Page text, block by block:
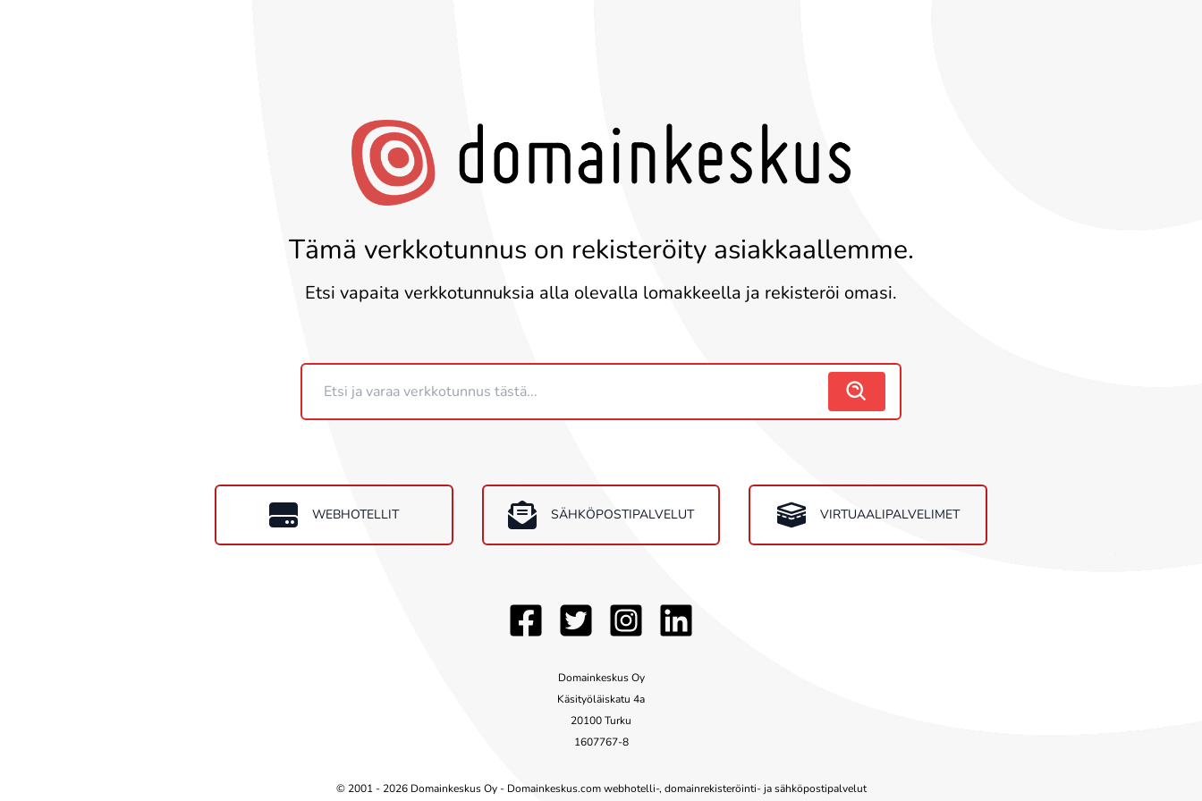
Tämä verkkotunnus on rekisteröity asiakkaallemme.
Etsi vapaita verkkotunnuksia alla olevalla lomakkeella ja rekisteröi omasi.
WEBHOTELLIT SÄHKÖPOSTIPALVELUT VIRTUAALIPALVELIMET
Domainkeskus Oy
Käsityöläiskatu 4a
20100 Turku
1607767-8
© 2001 - 2026Domainkeskus Oy - Domainkeskus.com webhotelli-, domainrekisteröinti- ja sähköpostipalvelut